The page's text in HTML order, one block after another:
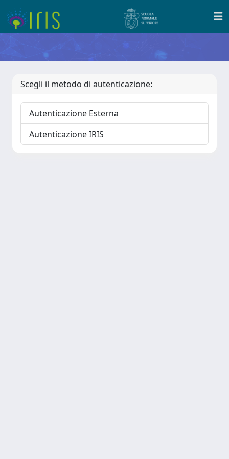
Scegli il metodo di autenticazione:
Autenticazione Esterna
Autenticazione IRIS